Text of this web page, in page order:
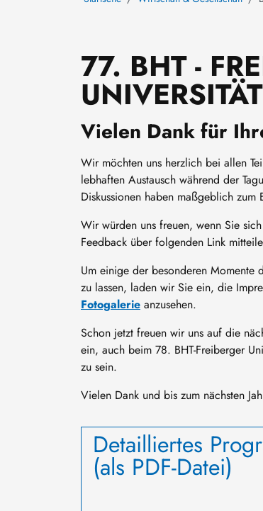
77. BHT -
Vielen Dank für
Wir möchten uns herzlich bei allen
lebhaften Austausch während der
Diskussionen haben maßgeblich
Wir würden uns freuen, wenn Sie
Feedback über folgenden Link
Um einige der besonderen Momente
zu lassen, laden wir Sie ein, die
Fotogalerie anzusehen.
Schon jetzt freuen wir uns auf die
ein, auch beim 78. BHT-Freiberger
zu sein.
Vielen Dank und bis zum nächsten
Detailliertes
(als PDF-Datei)